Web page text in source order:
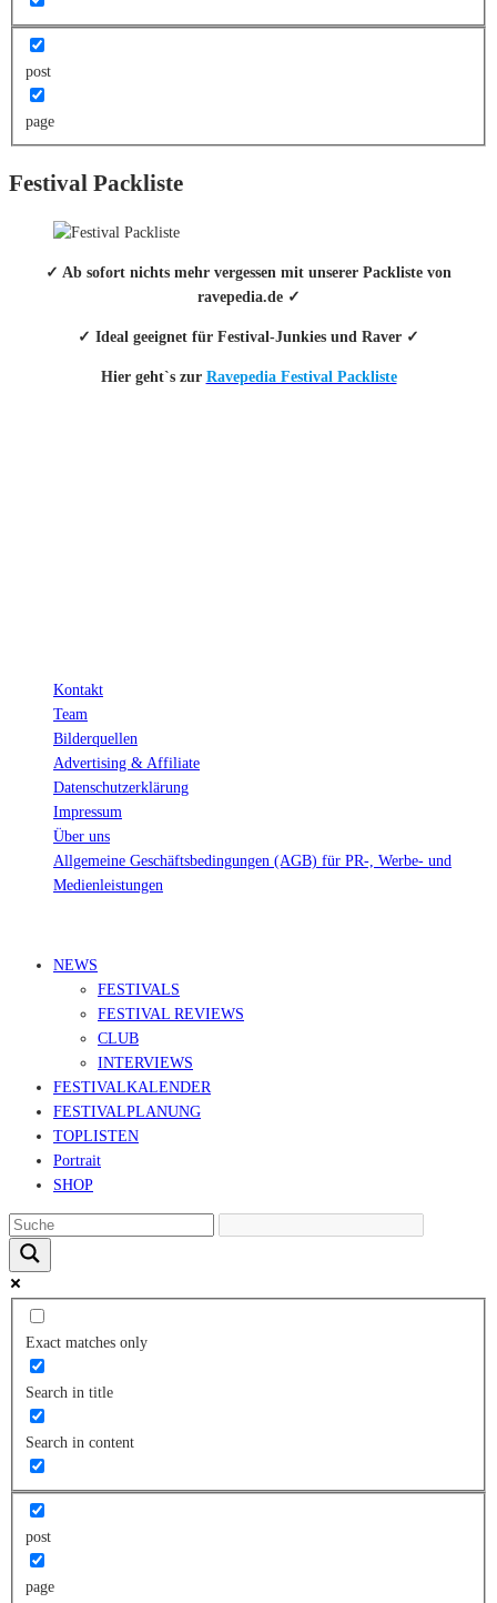
post
page
Festival Packliste
✓ Ab sofort nichts mehr vergessen mit unserer Packliste von
ravepedia.de ✓
✓ Ideal geeignet für Festival-Junkies und Raver ✓
Hier geht`s zur Ravepedia Festival Packliste
Kontakt
Team
Bilderquellen
Advertising & Affiliate
Datenschutzerklärung
Impressum
Über uns
Allgemeine Geschäftsbedingungen (AGB) für PR-, Werbe- und
Medienleistungen
NEWS
FESTIVALS
FESTIVAL REVIEWS
CLUB
INTERVIEWS
FESTIVALKALENDER
FESTIVALPLANUNG
TOPLISTEN
Portrait
SHOP
Exact matches only
Search in title
Search in content
post
page